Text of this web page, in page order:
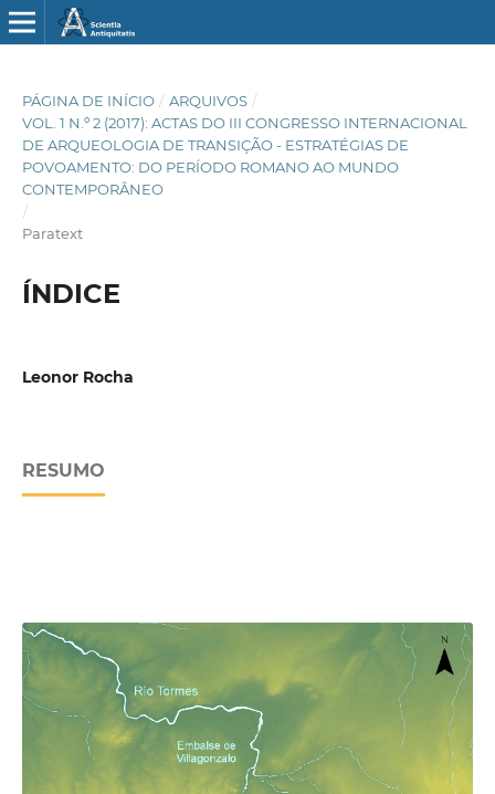
PÁGINA DE INÍCIO / ARQUIVOS /
VOL. 1 N.º 2 (2017): ACTAS DO III CONGRESSO INTERNACIONAL
DE ARQUEOLOGIA DE TRANSIÇÃO - ESTRATÉGIAS DE
POVOAMENTO: DO PERÍODO ROMANO AO MUNDO
CONTEMPORÂNEO
/
Paratext
ÍNDICE
Leonor Rocha
RESUMO